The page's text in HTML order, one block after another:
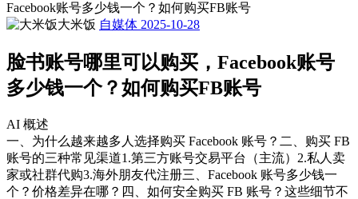
Facebook账号多少钱一个？如何购买FB账号
大米饭 自媒体 2025-10-28
脸书账号哪里可以购买，Facebook账号
多少钱一个？如何购买FB账号
AI 概述
一、为什么越来越多人选择购买 Facebook 账号？二、购买 FB
账号的三种常见渠道1.第三方账号交易平台（主流）2.私人卖
家或社群代购3.海外朋友代注册三、Facebook 账号多少钱一
个？价格差异在哪？四、如何安全购买 FB 账号？这些细节不